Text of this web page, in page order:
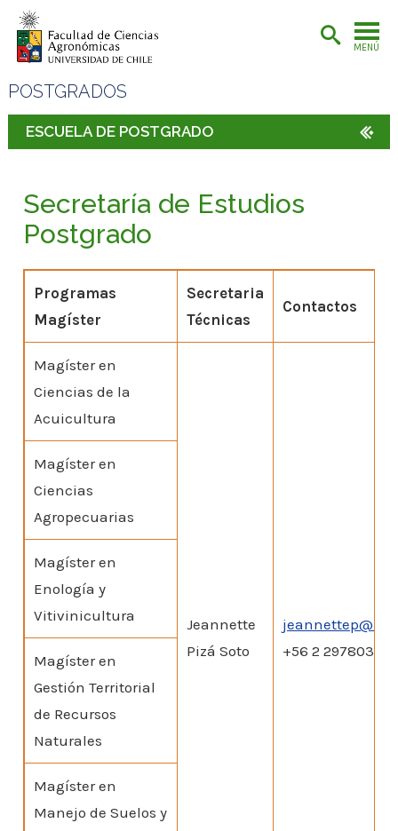
MENÚ
POSTGRADOS
ESCUELA DE POSTGRADO
Secretaría de Estudios
Postgrado
Programas
Magíster
Secretaria
Técnicas
Contactos
Magíster en
Ciencias de la
Acuicultura
Jeannette
Pizá Soto
+56 2 29780327
Magíster en
Ciencias
Agropecuarias
Magíster en
Enología y
Vitivinicultura
Magíster en
Gestión Territorial
de Recursos
Naturales
Magíster en
Manejo de Suelos y